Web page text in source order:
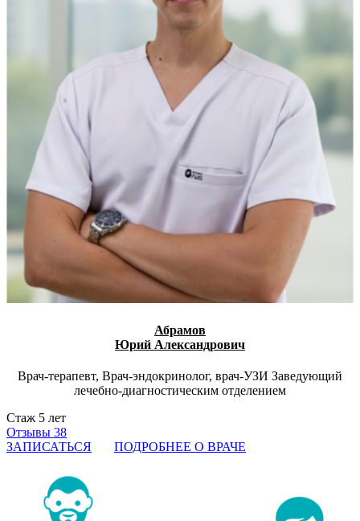
Абрамов
Юрий Александрович
Врач-терапевт, Врач-эндокринолог, врач-УЗИ Заведующий
лечебно-диагностическим отделением
Стаж 5 лет
Отзывы 38
ЗАПИСАТЬСЯ
ПОДРОБНЕЕ О ВРАЧЕ